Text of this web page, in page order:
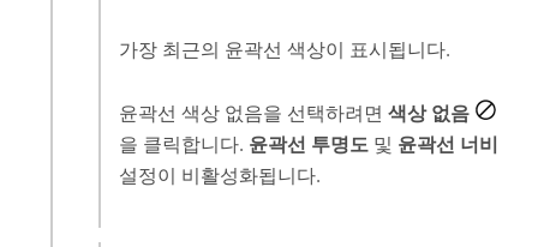
가장 최근의 윤곽선 색상이 표시됩니다.
윤곽선 색상 없음을 선택하려면색상 없음
을 클릭합니다. 윤곽선 투명도 및 윤곽선 너비
설정이 비활성화됩니다.